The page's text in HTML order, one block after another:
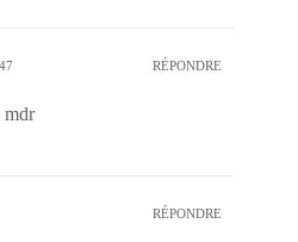
RÉPONDRE
mdr
RÉPONDRE